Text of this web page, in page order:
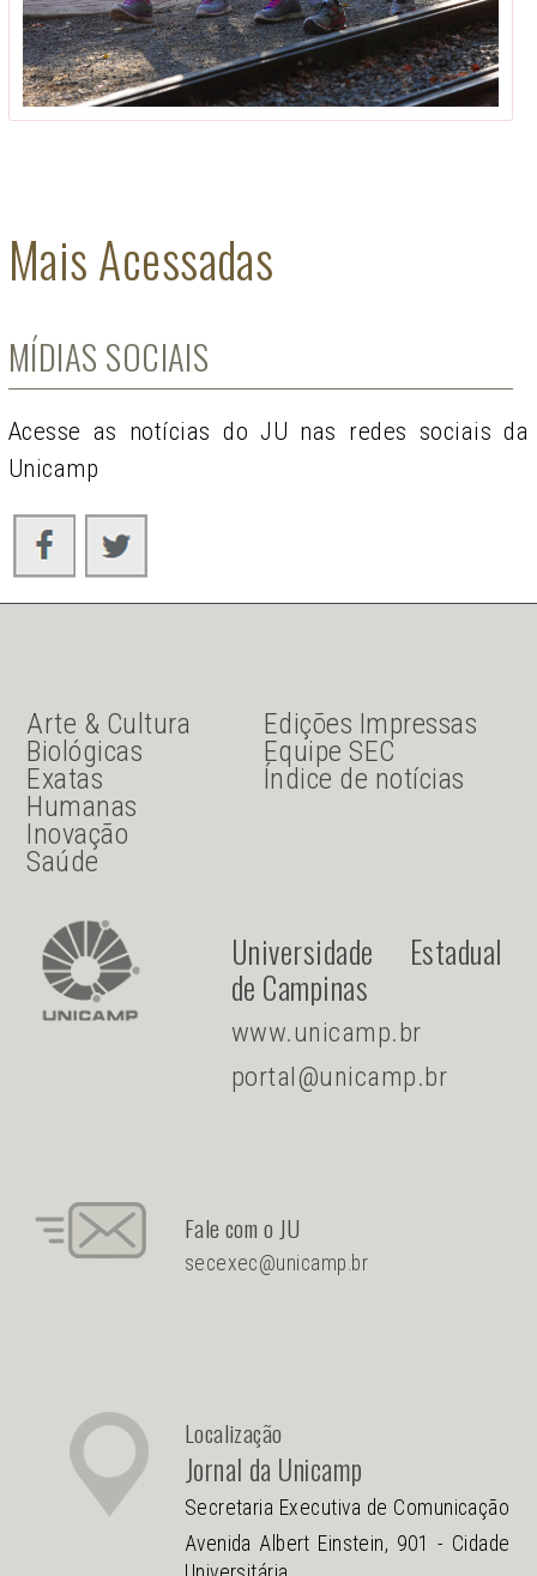
Mais Acessadas
MÍDIAS SOCIAIS
Acesse as notícias do JU nas redes sociais da
Unicamp
JU Menu acesso rápido
Arte & Cultura
Biológicas
Exatas
Humanas
Inovação
Saúde
JU menu sanduiche
Edições Impressas
Equipe SEC
Índice de notícias
Universidade Estadual
de Campinas
www.unicamp.br
portal@unicamp.br
Fale com o JU
secexec@unicamp.br
Localização
Jornal da Unicamp
Secretaria Executiva de Comunicação
Avenida Albert Einstein, 901 - Cidade